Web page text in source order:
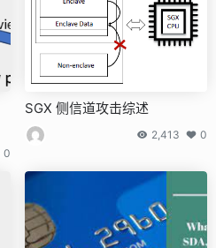
0
SGX 侧信道攻击综述
2,413 0